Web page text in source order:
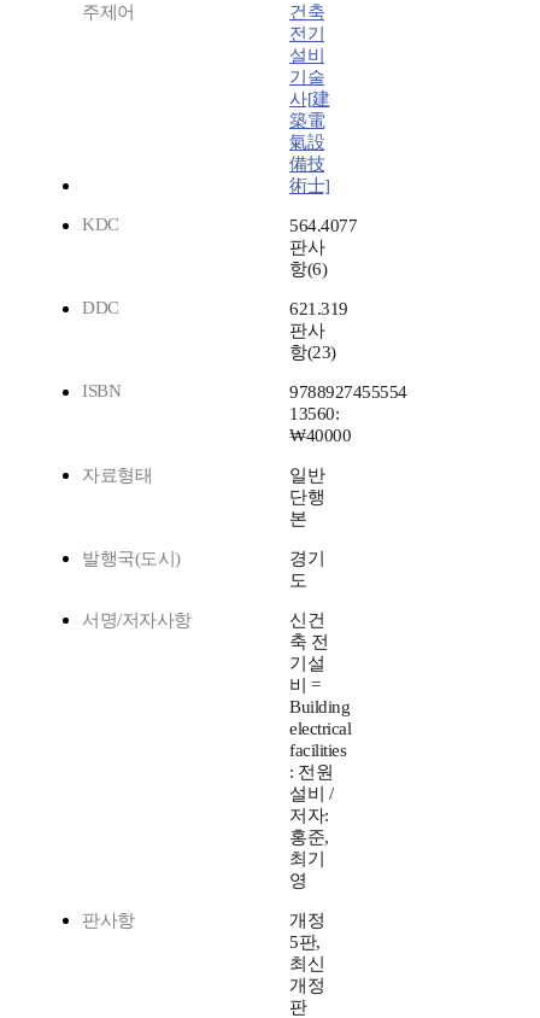
주제어
건축
전기
설비
기술
사[建
築電
氣設
備技
術士]
KDC
564.4077
판사
항(6)
DDC
621.319
판사
항(23)
ISBN
9788927455554
13560:
₩40000
자료형태
일반
단행
본
발행국(도시)
경기
도
서명/저자사항
신건
축 전
기설
비 =
Building
electrical
facilities
: 전원
설비 /
저자:
홍준,
최기
영
판사항
개정
5판,
최신
개정
판